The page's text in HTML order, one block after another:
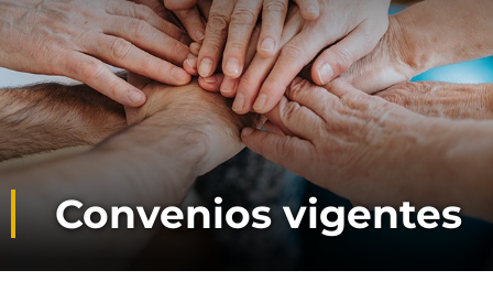
Convenios vigentes